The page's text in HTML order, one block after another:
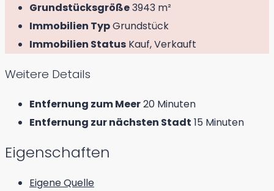
Grundstücksgröße3943 m²
Immobilien TypGrundstück
Immobilien Status Kauf, Verkauft
Weitere Details
Entfernung zum Meer20 Minuten
Entfernung zur nächsten Stadt 15 Minuten
Eigenschaften
Eigene Quelle